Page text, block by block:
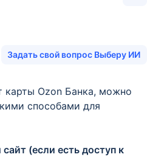
Задать свой вопрос Выберу ИИ
карты Ozon Банка, можно
способами для
(если есть доступ к